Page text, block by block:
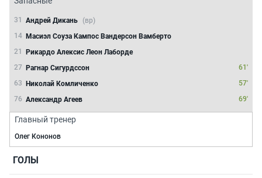
31 Андрей Дикань
(вр)
14 Масиэл Соуза Кампос Вандерсон Вамберто
21
Рикардо Алексис Леон Лаборде
27 Рагнар Сигурдссон
61'
63 Николай Комличенко
57'
76 Александр Агеев 69'
Главный тренер
Олег Кононов
ГОЛЫ